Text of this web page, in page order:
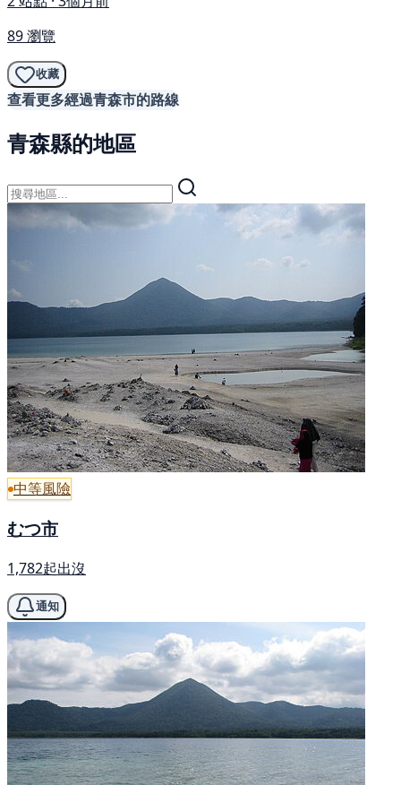
89 瀏覽
收藏
查看更多經過青森市的路線
青森縣的地區
中等風險
むつ市
1,782起出沒
通知